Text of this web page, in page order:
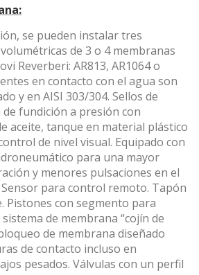
se pueden instalar tres
de 3 o 4 membranas
Reverberi: AR813, AR1064 o
en contacto con el agua son
y en AISI 303/304. Sellos de
de fundición a presión con
aceite, tanque en material plástico
de nivel visual. Equipado con
para una mayor
y menores pulsaciones en el
para control remoto. Tapón
Pistones con segmento para
de membrana “cojín de
de membrana diseñado
de contacto incluso en
pesados. Válvulas con un perfil
web y mostrar publicidad
de navegación del usuario.